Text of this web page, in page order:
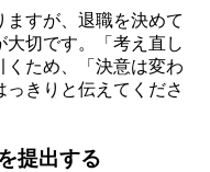
すが、退職を決めて
切です。「考え直し
くため、「決意は変わ
っきりと伝えてくださ
提出する